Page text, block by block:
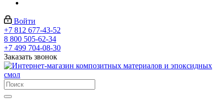
Войти
+7 812 677-43-52
8 800 505-62-34
+7 499 704-08-30
Заказать звонок